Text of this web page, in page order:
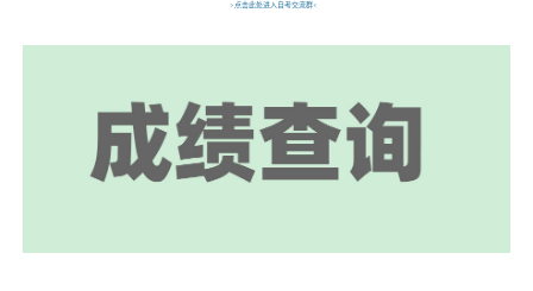
>点击此处进入自考交流群<